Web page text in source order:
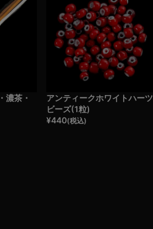
濃茶・
アンティークホワイトハーツ
ビーズ(1粒)
¥440(税込)